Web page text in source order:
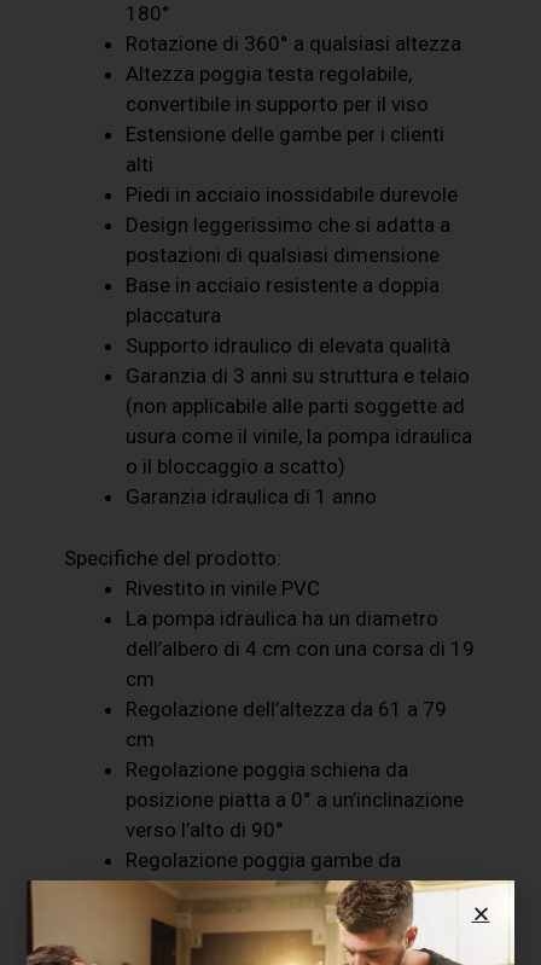
180°
Rotazione di 360° a qualsiasi altezza
Altezza poggia testa regolabile,
convertibile in supporto per il viso
Estensione delle gambe per i clienti
alti
Piedi in acciaio inossidabile durevole
Design leggerissimo che si adatta a
postazioni di qualsiasi dimensione
Base in acciaio resistente a doppia
placcatura
Supporto idraulico di elevata qualità
Garanzia di 3 anni su struttura e telaio
(non applicabile alle parti soggette ad
usura come il vinile, la pompa idraulica
o il bloccaggio a scatto)
Garanzia idraulica di 1 anno
Specifiche del prodotto:
Rivestito in vinile PVC
La pompa idraulica ha un diametro
dell’albero di 4 cm con una corsa di 19
cm
Regolazione dell’altezza da 61 a 79
cm
Regolazione poggia schiena da
posizione piatta a 0° a un’inclinazione
verso l’alto di 90°
Regolazione poggia gambe da
posizione piatta a 0° a un’inclinazione
verso il basso di 90°
Ruota in direzione orizzontale e si